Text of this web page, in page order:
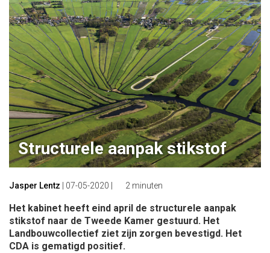
Structurele aanpak stikstof
Jasper Lentz 07-05-2020 2 minuten
Het kabinet heeft eind april de structurele aanpak
stikstof naar de Tweede Kamer gestuurd. Het
Landbouwcollectief ziet zijn zorgen bevestigd. Het
CDA is gematigd positief.